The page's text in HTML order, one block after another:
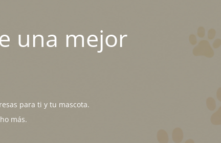
una mejor
para ti y tu mascota.
más.